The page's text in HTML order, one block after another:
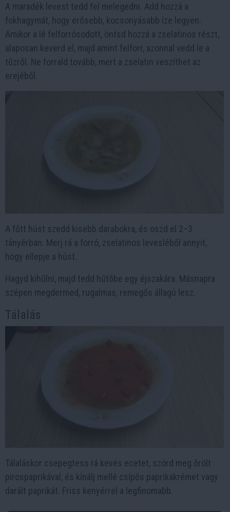
A maradék levest tedd fel melegedni. Add hozzá a
fokhagymát, hogy erősebb, kocsonyásabb íze legyen.
Amikor a lé felforrósodott, öntsd hozzá a zselatinos részt,
alaposan keverd el, majd amint felforr, azonnal vedd le a
tűzről. Ne forrald tovább, mert a zselatin veszíthet az
erejéből.
A főtt húst szedd kisebb darabokra, és oszd el 2–3
tányérban. Merj rá a forró, zselatinos levesléből annyit,
hogy ellepje a húst.
Hagyd kihűlni, majd tedd hűtőbe egy éjszakára. Másnapra
szépen megdermed, rugalmas, remegős állagú lesz.
Tálalás
Tálaláskor csepegtess rá kevés ecetet, szórd meg őrölt
pirospaprikával, és kínálj mellé csípős paprikakrémet vagy
darált paprikát. Friss kenyérrel a legfinomabb.